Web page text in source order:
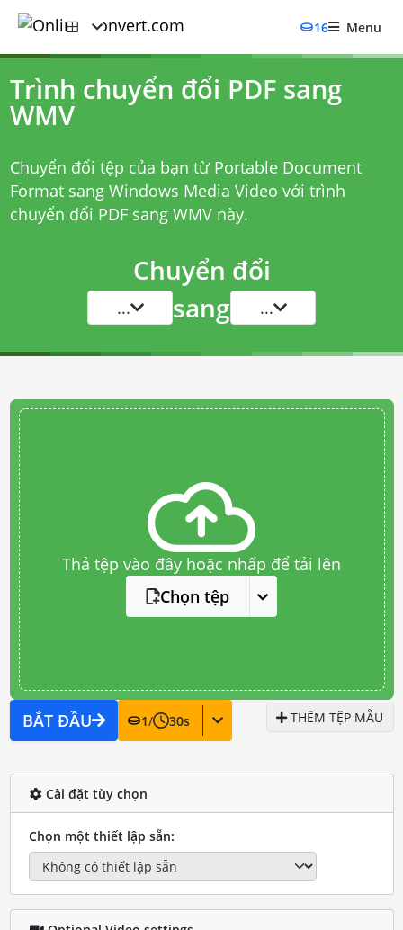
16 Menu
Trình chuyển đổi PDF sang
WMV
Chuyển đổi tệp của bạn từ Portable Document
Format sang Windows Media Video với trình
chuyển đổi PDF sang WMVnày.
Chuyển đổi
... sang ...
Thả tệp vào đây hoặc nhấp để tải lên
Chọn tệp
BẮT ĐẦU 1/ 30s THÊM TỆP MẪU
Cài đặt tùy chọn
Chọn một thiết lập sẵn: